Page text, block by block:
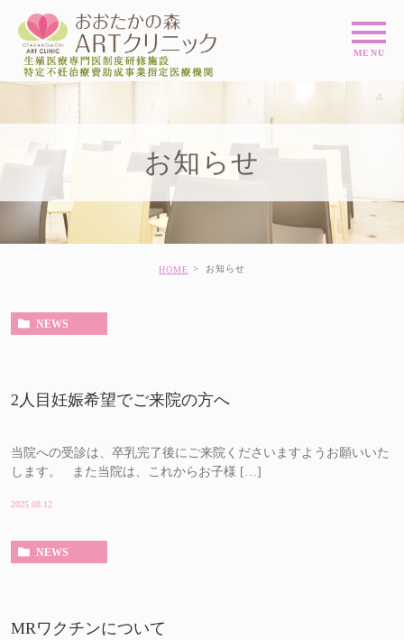
お知らせ
HOME お知らせ
NEWS
2人目妊娠希望でご来院の方へ
当院への受診は、卒乳完了後にご来院くださいますようお願いいた
します。 また当院は、これからお子様 […]
2025.08.12
NEWS
MRワクチンについて